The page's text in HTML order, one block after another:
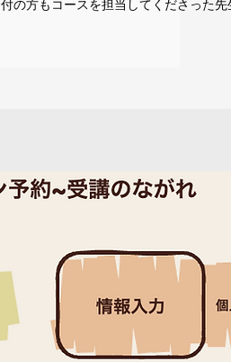
付の方もコースを担当してくださった